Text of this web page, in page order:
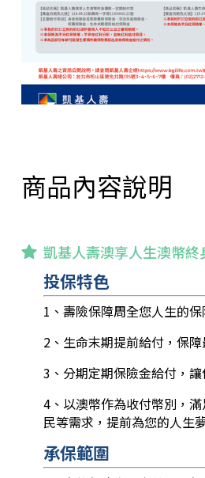
商品內容說明
凱基人壽澳享人生澳幣
投保特色
1、壽險保障周全您人生的
2、生命末期提前給付，保
3、分期定期保險金給付，
4、以澳幣作為收付幣別，
民等需求，提前為您的人生
承保範圍